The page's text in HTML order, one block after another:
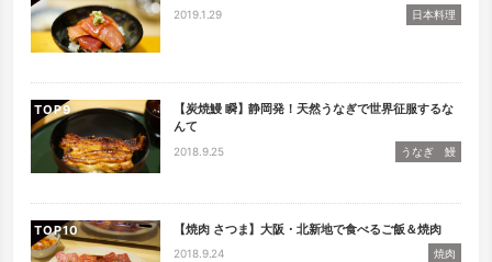
2019.1.29 日本料理
TOP
【炭焼鰻 瞬】静岡発！天然うなぎで世界征服するな
んて
2018.9.25 うなぎ 鰻
TOP 【焼肉 さつま】大阪・北新地で食べるご飯＆焼肉
2018.9.24 焼肉